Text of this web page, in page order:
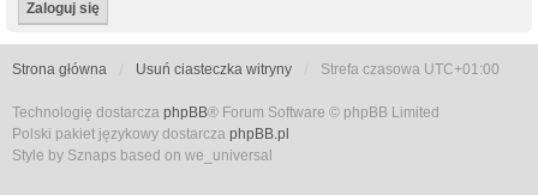
Strona główna Usuń ciasteczka witryny Strefa czasowa UTC+01:00
Technologię dostarcza phpBB® Forum Software © phpBB Limited
Polski pakiet językowy dostarcza phpBB.pl
Style by Sznaps based on we_universal